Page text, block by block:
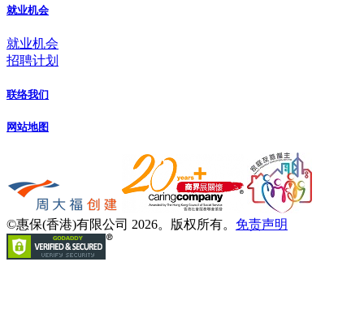
就业机会
就业机会
招聘计划
联络我们
网站地图
©惠保(香港)有限公司 2026。版权所有。 免责声明